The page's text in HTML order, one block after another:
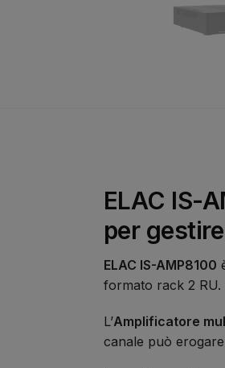
ELAC IS-
per
ELAC IS-AMP8100
formato rack 2 RU.
L’Amplificatore
canale può